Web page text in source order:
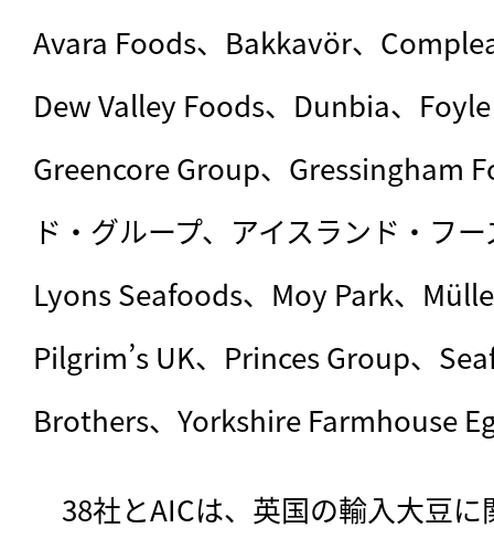
Avara Foods、Bakkavör、
Dew Valley Foods、Dunbia、
Greencore Group、Gressingham
ド・グループ、アイスランド・フ
Lyons Seafoods、Moy Park、
Pilgrim’s UK、Princes Group、
Brothers、Yorkshire Farmhouse
38社とAICは、英国の輸入大豆